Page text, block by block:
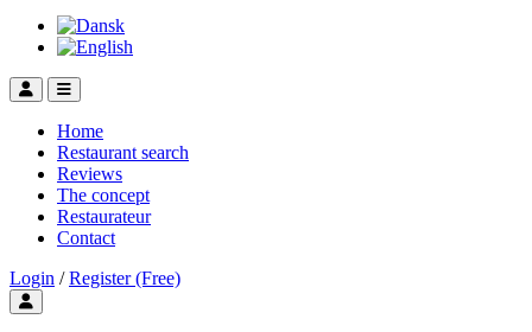
Home
Restaurant search
Reviews
The concept
Restaurateur
Contact
Login / Register (Free)
Toggle user menu